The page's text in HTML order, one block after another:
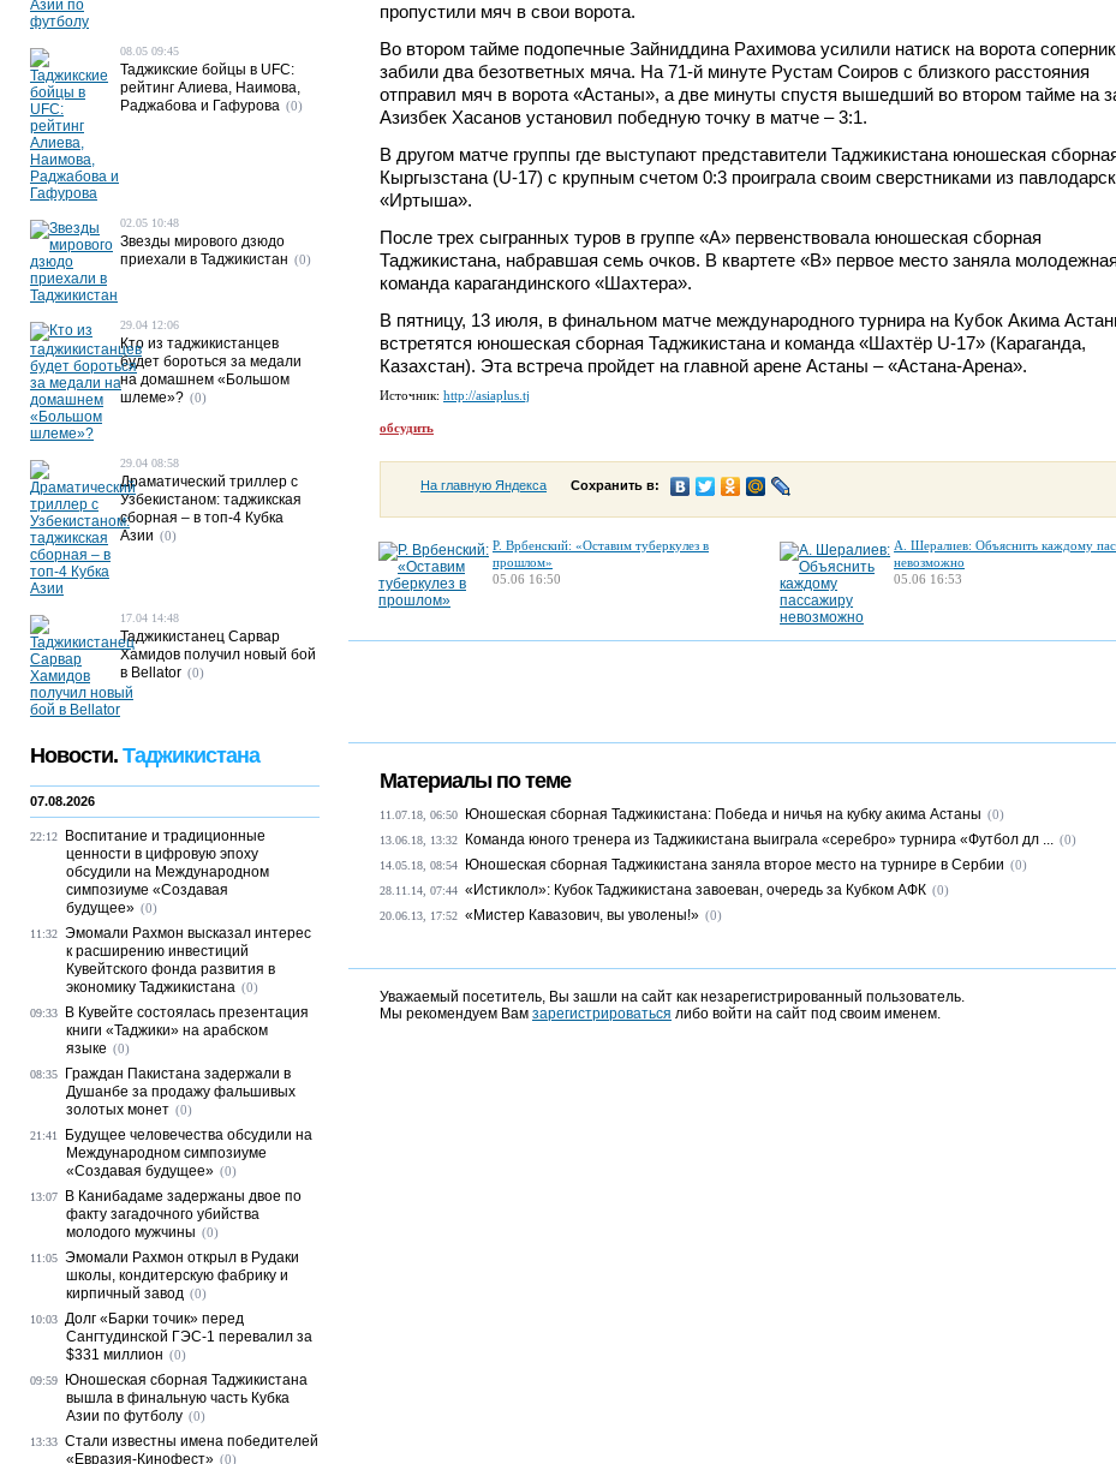
пропустили мяч в свои ворота.
Во втором тайме подопечные Зайниддина Рахимова усилили натиск на ворота
забили два безответных мяча. На 71-й минуте Рустам Соиров с близкого расстояния
отправил мяч в ворота «Астаны», а две минуты спустя вышедший во втором тайме на
Азизбек Хасанов установил победную точку в матче – 3:1.
В другом матче группы где выступают представители Таджикистана юношеская
Кыргызстана (U-17) с крупным счетом 0:3 проиграла своим сверстниками из
«Иртыша».
После трех сыгранных туров в группе «А» первенствовала юношеская сборная
Таджикистана, набравшая семь очков. В квартете «В» первое место заняла молодежная
команда карагандинского «Шахтера».
В пятницу, 13 июля, в финальном матче международного турнира на Кубок Акима
встретятся юношеская сборная Таджикистана и команда «Шахтёр U-17» (Караганда,
Казахстан). Эта встреча пройдет на главной арене Астаны – «Астана-Арена».
Источник: http://asiaplus.tj
обсудить
На главную Яндекса Сохранить в:
Р. Врбенский: «Оставим туберкулез в
прошлом»
05.06 16:50
А. Шералиев: Объяснить каждому
невозможно
05.06 16:53
Материалы по теме
11.07.18, 06:50 Юношеская сборная Таджикистана: Победа и ничья на кубку акима Астаны (0)
13.06.18, 13:32 Команда юного тренера из Таджикистана выиграла «серебро» турнира «Футбол дл ... (0)
14.05.18, 08:54 Юношеская сборная Таджикистана заняла второе место на турнире в Сербии (0)
28.11.14, 07:44 «Истиклол»: Кубок Таджикистана завоеван, очередь за Кубком АФК (0)
20.06.13, 17:52 «Мистер Кавазович, вы уволены!» (0)
Уважаемый посетитель, Вы зашли на сайт как незарегистрированный пользователь.
Мы рекомендуем Вам зарегистрироваться либо войти на сайт под своим именем.
08.05 09:45
Таджикские бойцы в UFC:
рейтинг Алиева, Наимова,
Раджабова и Гафурова (0)
02.05 10:48
Звезды мирового дзюдо
приехали в Таджикистан (0)
29.04 12:06
Кто из таджикистанцев
будет бороться за медали
на домашнем «Большом
шлеме»? (0)
29.04 08:58
Драматический триллер с
Узбекистаном: таджикская
сборная – в топ-4 Кубка
Азии (0)
17.04 14:48
Таджикистанец Сарвар
Хамидов получил новый бой
в Bellator (0)
Новости. Таджикистана
07.08.2026
22:12
Воспитание и традиционные
ценности в цифровую эпоху
обсудили на Международном
симпозиуме «Создавая
будущее» (0)
11:32 Эмомали Рахмон высказал интерес
к расширению инвестиций
Кувейтского фонда развития в
экономику Таджикистана (0)
09:33
В Кувейте состоялась презентация
книги «Таджики» на арабском
языке (0)
08:35
Граждан Пакистана задержали в
Душанбе за продажу фальшивых
золотых монет (0)
21:41
Будущее человечества обсудили на
Международном симпозиуме
«Создавая будущее» (0)
13:07
В Канибадаме задержаны двое по
факту загадочного убийства
молодого мужчины (0)
11:05 Эмомали Рахмон открыл в Рудаки
школы, кондитерскую фабрику и
кирпичный завод (0)
10:03 Долг «Барки точик» перед
Сангтудинской ГЭС-1 перевалил за
$331 миллион (0)
09:59
Юношеская сборная Таджикистана
вышла в финальную часть Кубка
Азии по футболу (0)
13:33 Стали известны имена победителей
«Евразия-Кинофест» (0)